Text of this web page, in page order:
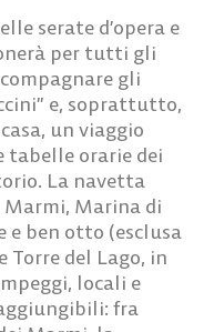
serate d’opera e
per tutti gli
gli
e, soprattutto,
un viaggio
tabelle orarie dei
La navetta
Marina di
e ben otto (esclusa
Torre del Lago, in
locali e
fra